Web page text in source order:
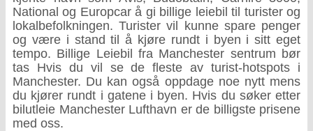
National og Europcar å gi billige leiebil til turister og
lokalbefolkningen. Turister vil kunne spare penger
og være i stand til å kjøre rundt i byen i sitt eget
tempo. Billige Leiebil fra Manchester sentrum bør
tas Hvis du vil se de fleste av turist-hotspots i
Manchester. Du kan også oppdage noe nytt mens
du kjører rundt i gatene i byen. Hvis du søker etter
bilutleie Manchester Lufthavn er de billigste prisene
med oss.